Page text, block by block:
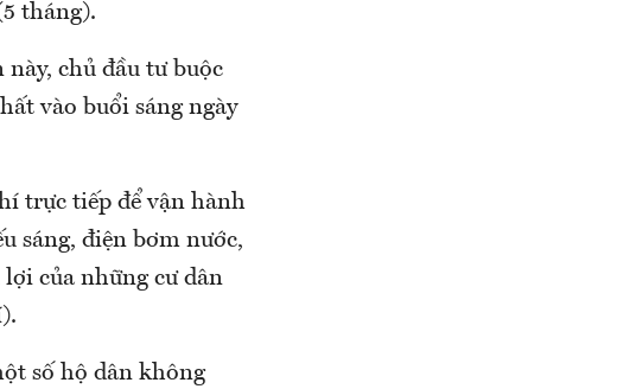
tháng).
chủ đầu tư buộc
vào buổi sáng ngày
trực tiếp để vận hành
sáng, điện bơm nước,
của những cư dân
số hộ dân không